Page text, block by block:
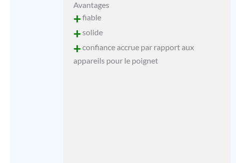
Avantages
+fiable
+solide
+confiance accrue par rapport aux
appareils pour le poignet